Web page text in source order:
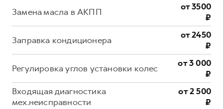
Замена масла в АКПП
от 3500
₽
Заправка кондиционера
от 2450
₽
Регулировка углов установки колес
от 3 000
₽
Входящая диагностика
мех.неисправности
от 2 500
₽